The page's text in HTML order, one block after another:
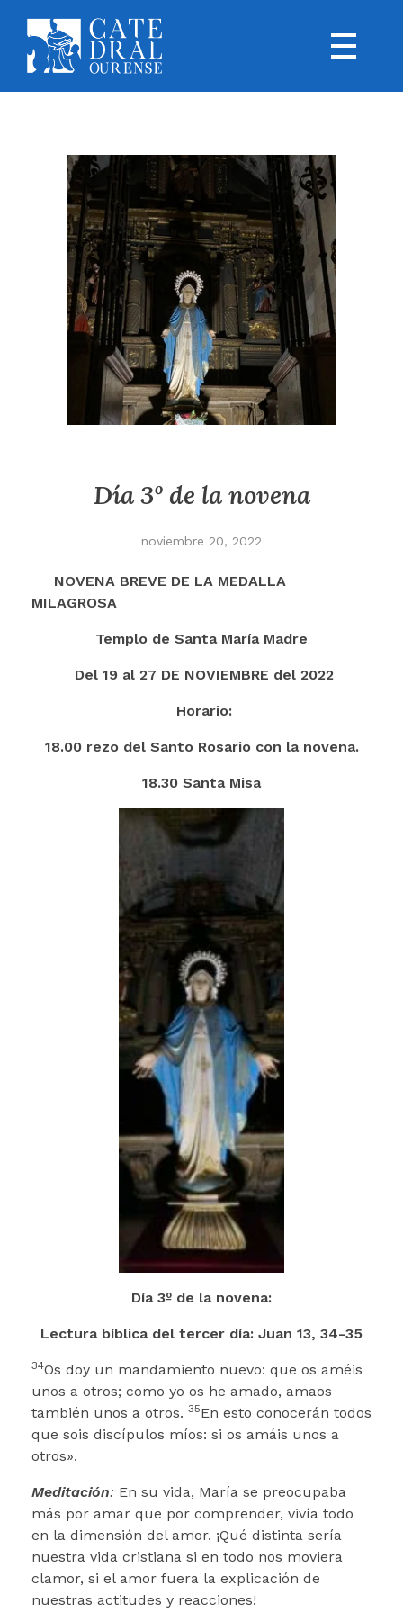
Día 3º de la novena
noviembre 20, 2022
NOVENA BREVE DE LA MEDALLA
MILAGROSA
Templo de Santa María Madre
Del 19 al 27 DE NOVIEMBRE del 2022
Horario:
18.00 rezo del Santo Rosario con la novena.
18.30 Santa Misa
Día 3º de la novena:
Lectura bíblica del tercer día: Juan 13, 34-35
34Os doy un mandamiento nuevo: que os améis
unos a otros; como yo os he amado, amaos
también unos a otros. 35En esto conocerán todos
que sois discípulos míos: si os amáis unos a
otros».
Meditación: En su vida, María se preocupaba
más por amar que por comprender, vivía todo
en la dimensión del amor. ¡Qué distinta sería
nuestra vida cristiana si en todo nos moviera
clamor, si el amor fuera la explicación de
nuestras actitudes y reacciones!